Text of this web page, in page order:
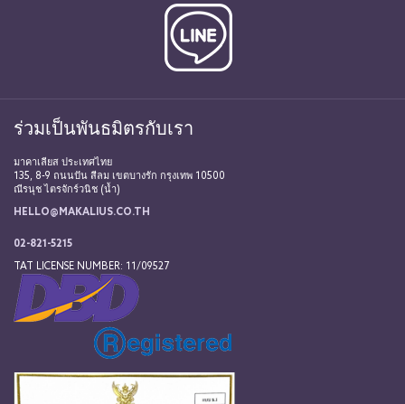
ร่วมเป็นพันธมิตรกับเรา
มาคาเลียส ประเทศไทย
135, 8-9 ถนนปัน สีลม เขตบางรัก กรุงเทพ 10500
ณีรนุช ไตรจักร์วนิช (น้ำ)
HELLO@MAKALIUS.CO.TH
02-821-5215
TAT LICENSE NUMBER: 11/09527